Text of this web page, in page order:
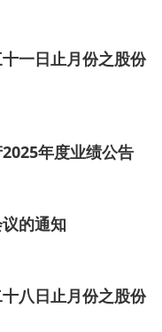
一日止月份之股份
年度业绩公告
的通知
八日止月份之股份